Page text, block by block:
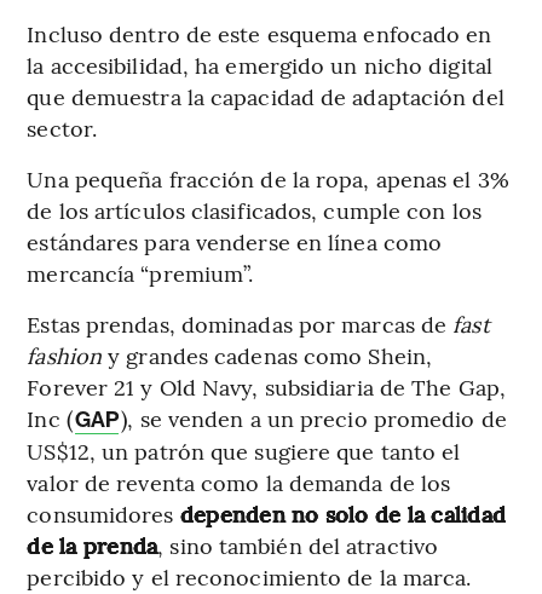
Incluso dentro de este esquema enfocado en
la accesibilidad, ha emergido un nicho digital
que demuestra la capacidad de adaptación del
sector.
Una pequeña fracción de la ropa, apenas el 3%
de los artículos clasificados, cumple con los
estándares para venderse en línea como
mercancía “premium”.
Estas prendas, dominadas por marcas de fast
fashion y grandes cadenas como Shein,
Forever 21 y Old Navy, subsidiaria de The Gap,
Inc (GAP), se venden a un precio promedio de
US$12, un patrón que sugiere que tanto el
valor de reventa como la demanda de los
consumidores dependen no solo de la calidad
de la prenda, sino también del atractivo
percibido y el reconocimiento de la marca.